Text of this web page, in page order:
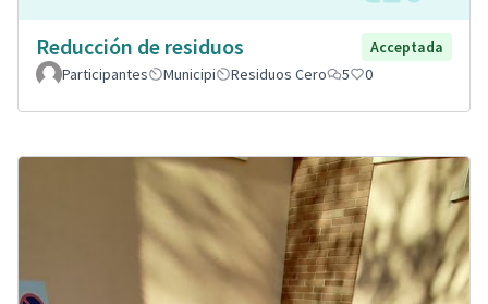
Reducción de residuos
Acceptada
Participantes
Municipi Residuos Cero 5 0